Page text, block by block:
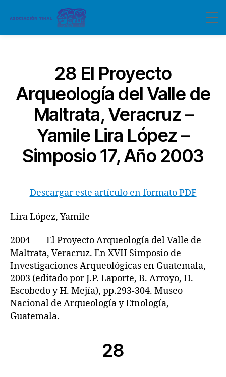
28 El Proyecto
Arqueología del Valle de
Maltrata, Veracruz –
Yamile Lira López –
Simposio 17, Año 2003
Descargar este artículo en formato PDF
Lira López, Yamile
2004 El Proyecto Arqueología del Valle de
Maltrata, Veracruz. En XVII Simposio de
Investigaciones Arqueológicas en Guatemala,
2003 (editado por J.P. Laporte, B. Arroyo, H.
Escobedo y H. Mejía), pp.293-304. Museo
Nacional de Arqueología y Etnología,
Guatemala.
28